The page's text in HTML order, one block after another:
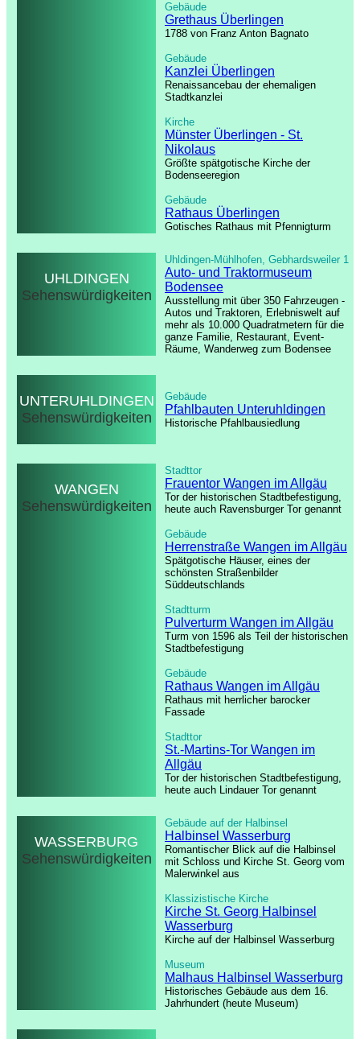
Gebäude
Grethaus Überlingen
1788 von Franz Anton Bagnato
Gebäude
Kanzlei Überlingen
Renaissancebau der ehemaligen
Stadtkanzlei
Kirche
Münster Überlingen - St.
Nikolaus
Größte spätgotische Kirche der
Bodenseeregion
Gebäude
Rathaus Überlingen
Gotisches Rathaus mit Pfennigturm
UHLDINGEN
Sehenswürdigkeiten
Uhldingen-Mühlhofen, Gebhardsweiler 1
Auto- und Traktormuseum
Bodensee
Ausstellung mit über 350 Fahrzeugen -
Autos und Traktoren, Erlebniswelt auf
mehr als 10.000 Quadratmetern für die
ganze Familie, Restaurant, Event-
Räume, Wanderweg zum Bodensee
UNTERUHLDINGEN
Sehenswürdigkeiten
Gebäude
Pfahlbauten Unteruhldingen
Historische Pfahlbausiedlung
WANGEN
Sehenswürdigkeiten
Stadttor
Frauentor Wangen im Allgäu
Tor der historischen Stadtbefestigung,
heute auch Ravensburger Tor genannt
Gebäude
Herrenstraße Wangen im Allgäu
Spätgotische Häuser, eines der
schönsten Straßenbilder
Süddeutschlands
Stadtturm
Pulverturm Wangen im Allgäu
Turm von 1596 als Teil der historischen
Stadtbefestigung
Gebäude
Rathaus Wangen im Allgäu
Rathaus mit herrlicher barocker
Fassade
Stadttor
St.-Martins-Tor Wangen im
Allgäu
Tor der historischen Stadtbefestigung,
heute auch Lindauer Tor genannt
WASSERBURG
Sehenswürdigkeiten
Gebäude auf der Halbinsel
Halbinsel Wasserburg
Romantischer Blick auf die Halbinsel
mit Schloss und Kirche St. Georg vom
Malerwinkel aus
Klassizistische Kirche
Kirche St. Georg Halbinsel
Wasserburg
Kirche auf der Halbinsel Wasserburg
Museum
Malhaus Halbinsel Wasserburg
Historisches Gebäude aus dem 16.
Jahrhundert (heute Museum)